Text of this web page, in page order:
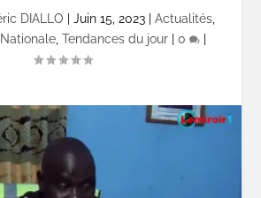
DIALLO Juin 15, 2023 Actualités
Nationale, Tendances du jour| 0 |